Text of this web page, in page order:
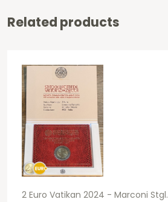
Related products
2 Euro Vatikan 2024 - Marconi Stgl.